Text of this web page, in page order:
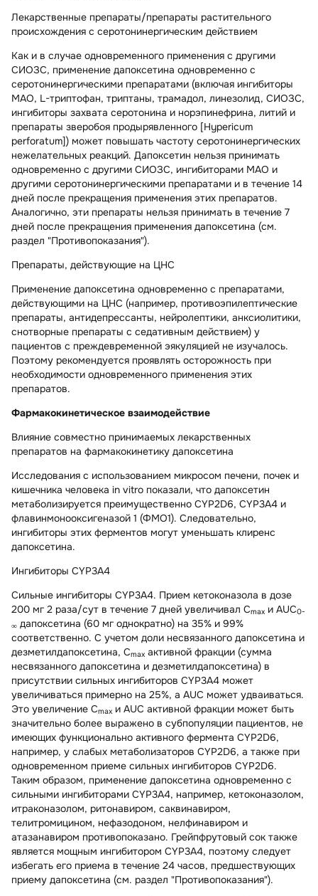
Лекарственные препараты/препараты растительного
происхождения с серотонинергическим действием
Как и в случае одновременного применения с другими
СИОЗС, применение дапоксетина одновременно с
серотонинергическими препаратами (включая ингибиторы
МАО, L-триптофан, триптаны, трамадол, линезолид, СИОЗС,
ингибиторы захвата серотонина и норэпинефрина, литий и
препараты зверобоя продырявленного [Hypericum
perforatum]) может повышать частоту серотонинергических
нежелательных реакций. Дапоксетин нельзя принимать
одновременно с другими СИОЗС, ингибиторами МАО и
другими серотонинергическими препаратами и в течение 14
дней после прекращения применения этих препаратов.
Аналогично, эти препараты нельзя принимать в течение 7
дней после прекращения применения дапоксетина (см.
раздел "Противопоказания").
Препараты, действующие на ЦНС
Применение дапоксетина одновременно с препаратами,
действующими на ЦНС (например, противоэпилептические
препараты, антидепрессанты, нейролептики, анксиолитики,
снотворные препараты с седативным действием) у
пациентов с преждевременной эякуляцией не изучалось.
Поэтому рекомендуется проявлять осторожность при
необходимости одновременного применения этих
препаратов.
Фармакокинетическое взаимодействие
Влияние совместно принимаемых лекарственных
препаратов на фармакокинетику дапоксетина
Исследования с использованием микросом печени, почек и
кишечника человека in vitro показали, что дапоксетин
метаболизируется преимущественно CYP2D6, CYP3A4 и
флавинмонооксигеназой 1 (ФМО1). Следовательно,
ингибиторы этих ферментов могут уменьшать клиренс
дапоксетина.
Ингибиторы CYP3A4
Сильные ингибиторы CYP3A4. Прием кетоконазола в дозе
200 мг 2 раза/сут в течение 7 дней увеличивал Cmax и AUC0-
∞ дапоксетина (60 мг однократно) на 35% и 99%
соответственно. С учетом доли несвязанного дапоксетина и
дезметилдапоксетина, Cmax активной фракции (сумма
несвязанного дапоксетина и дезметилдапоксетина) в
присутствии сильных ингибиторов CYP3A4 может
увеличиваться примерно на 25%, a AUC может удваиваться.
Это увеличение Cmax и AUC активной фракции может быть
значительно более выражено в субпопуляции пациентов, не
имеющих функционально активного фермента CYP2D6,
например, у слабых метаболизаторов CYP2D6, а также при
одновременном приеме сильных ингибиторов CYP2D6.
Таким образом, применение дапоксетина одновременно с
сильными ингибиторами CYP3A4, например, кетоконазолом,
итраконазолом, ритонавиром, саквинавиром,
телитромицином, нефазодоном, нелфинавиром и
атазанавиром противопоказано. Грейпфрутовый сок также
является мощным ингибитором CYP3A4, поэтому следует
избегать его приема в течение 24 часов, предшествующих
приему дапоксетина (см. раздел "Противопоказания").